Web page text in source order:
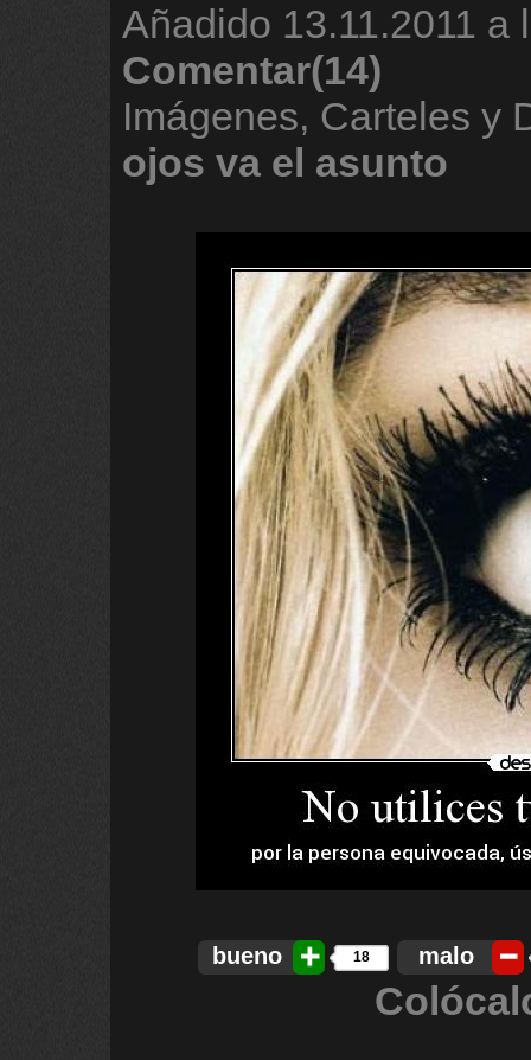
Añadido 13.11.2011 a
Comentar(14)
Imágenes, Carteles y
ojos va el asunto
bueno 18 malo